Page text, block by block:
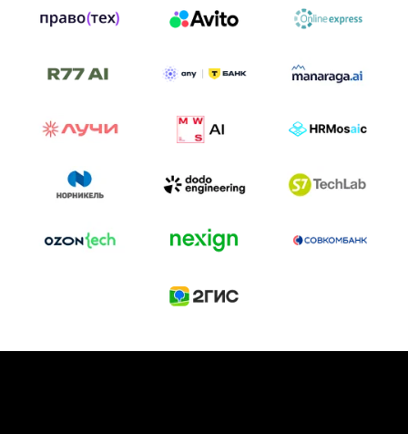
к построению бизнеса и созданию технологий под
И БИТВА АГЕНТОВ